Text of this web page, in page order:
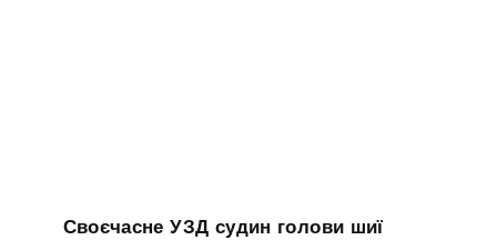
Своєчасне УЗД судин голови шиї